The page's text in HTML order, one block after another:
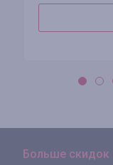
Больше скидок